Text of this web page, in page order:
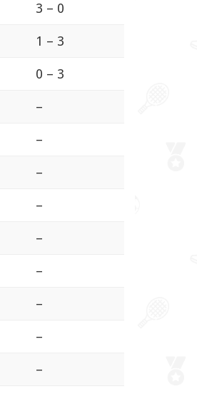
3 – 0
1 – 3
0 – 3
–
–
–
–
–
–
–
–
–